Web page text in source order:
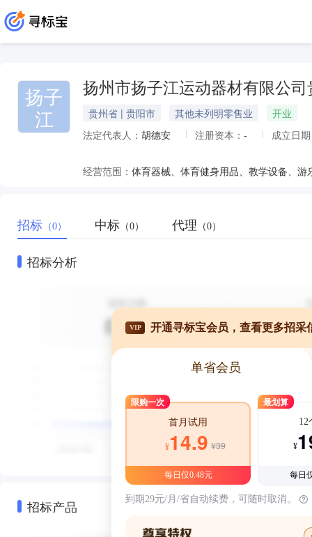
扬子
江
扬州市扬子江运动器材有限公司
贵州省 | 贵阳市 其他未列明零售业
开业
法定代表人： 胡德安 注册资本： - 成立日
经营范围：
招标 （0） 中标 （0） 代理 （0）
招标分析
招标产品
VIP 开通寻标宝会员，查看更多招采
单省会员
限购一次
首月试用
¥14.9 ¥39
每日仅0.48元
最划算
12
¥
每日
到期29元/月/省自动续费，可随时取消。